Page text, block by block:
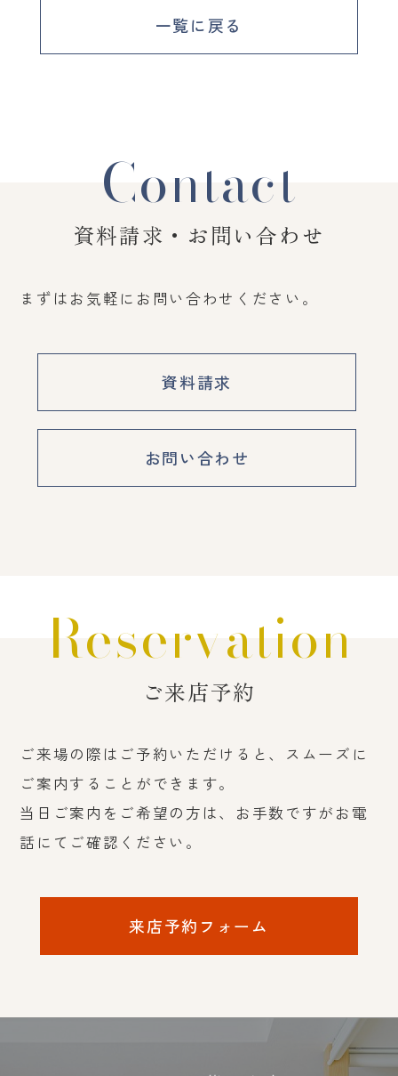
一覧に戻る
Contact
資料請求・お問い合わせ
まずはお気軽にお問い合わせください。
資料請求
お問い合わせ
Reservation
ご来店予約
ご来場の際はご予約いただけると、スムーズに
ご案内することができます。
当日ご案内をご希望の方は、お手数ですがお電
話にてご確認ください。
来店予約フォーム